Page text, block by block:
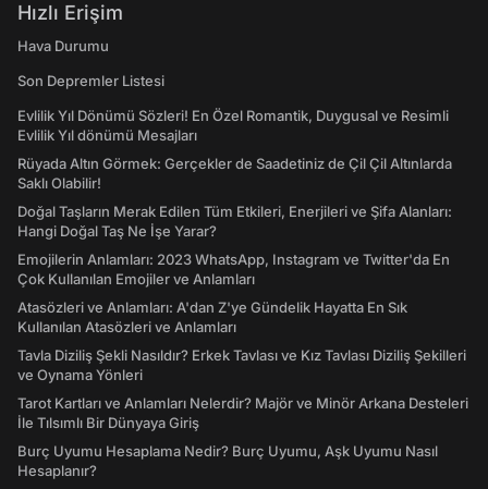
Hızlı Erişim
Hava Durumu
Son Depremler Listesi
Evlilik Yıl Dönümü Sözleri! En Özel Romantik, Duygusal ve Resimli
Evlilik Yıl dönümü Mesajları
Rüyada Altın Görmek: Gerçekler de Saadetiniz de Çil Çil Altınlarda
Saklı Olabilir!
Doğal Taşların Merak Edilen Tüm Etkileri, Enerjileri ve Şifa Alanları:
Hangi Doğal Taş Ne İşe Yarar?
Emojilerin Anlamları: 2023 WhatsApp, Instagram ve Twitter'da En
Çok Kullanılan Emojiler ve Anlamları
Atasözleri ve Anlamları: A'dan Z'ye Gündelik Hayatta En Sık
Kullanılan Atasözleri ve Anlamları
Tavla Diziliş Şekli Nasıldır? Erkek Tavlası ve Kız Tavlası Diziliş Şekilleri
ve Oynama Yönleri
Tarot Kartları ve Anlamları Nelerdir? Majör ve Minör Arkana Desteleri
İle Tılsımlı Bir Dünyaya Giriş
Burç Uyumu Hesaplama Nedir? Burç Uyumu, Aşk Uyumu Nasıl
Hesaplanır?